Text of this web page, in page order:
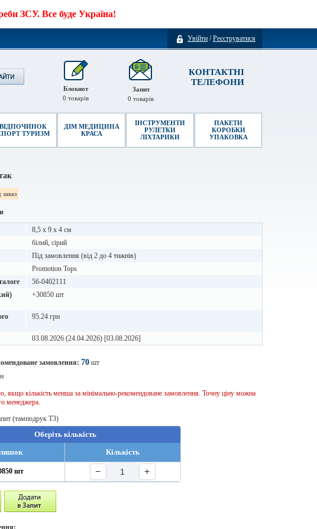
ЗСУ. Все буде Україна!
Увійти /Реєструватися
КОНТАКТНІ
ТЕЛЕФОНИ
Запит
0 товарів
Блокнот
0 товарів
ВІДПОЧИНОК
ТУРИЗМ
ДІМ МЕДИЦИНА
КРАСА
ІНСТРУМЕНТИ
РУЛЕТКИ
ЛІХТАРИКИ
ПАКЕТИ
КОРОБКИ
УПАКОВКА
заказ
8,5 x 9 x 4 см
білий, сірий
Під замовлення (від 2 до 4 тижнів)
Promotion Tops
56-0402111
+30850 шт
95.24 грн
03.08.2026 (24.04.2026) [03.08.2026]
замовлення: 70 шт
якщо кількість менша за мінімально-рекомендоване замовлення. Точну ціну можна
менеджера.
(тамподрук T3)
Оберіть кількість
Кількість
шт − +